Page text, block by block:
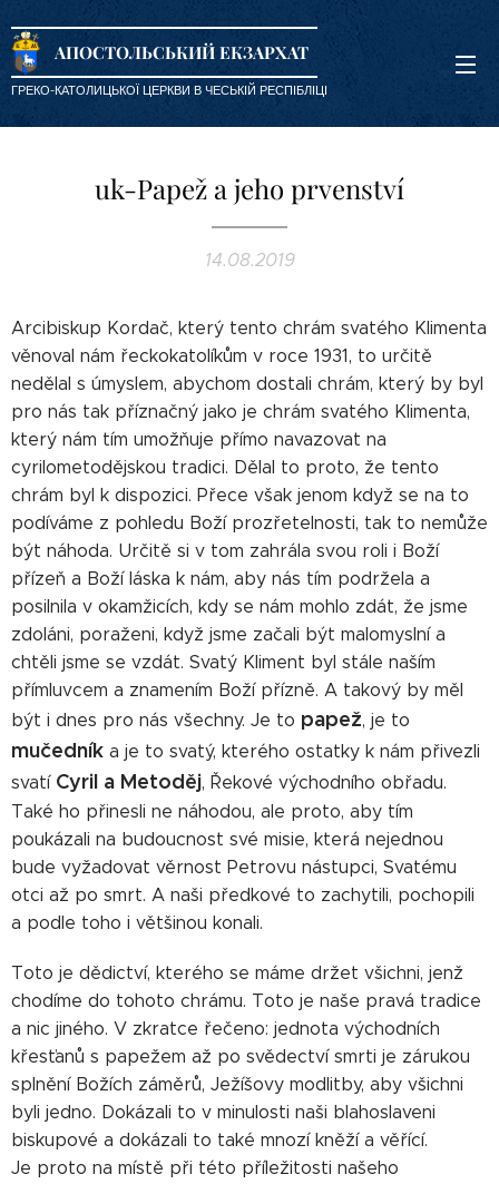
АПОСТОЛЬСЬКИЙ ЕКЗАРХАТ
ГРЕКО-КАТОЛИЦЬКОЇ ЦЕРКВИ В ЧЕСЬКІЙ РЕСПІБЛІЦІ
uk-Papež a jeho prvenství
14.08.2019
Arcibiskup Kordač, který tento chrám svatého Klimenta
věnoval nám řeckokatolíkům v roce 1931, to určitě
nedělal s úmyslem, abychom dostali chrám, který by byl
pro nás tak příznačný jako je chrám svatého Klimenta,
který nám tím umožňuje přímo navazovat na
cyrilometodějskou tradici. Dělal to proto, že tento
chrám byl k dispozici. Přece však jenom když se na to
podíváme z pohledu Boží prozřetelnosti, tak to nemůže
být náhoda. Určitě si v tom zahrála svou roli i Boží
přízeň a Boží láska k nám, aby nás tím podržela a
posilnila v okamžicích, kdy se nám mohlo zdát, že jsme
zdoláni, poraženi, když jsme začali být malomyslní a
chtěli jsme se vzdát. Svatý Kliment byl stále naším
přímluvcem a znamením Boží přízně. A takový by měl
být i dnes pro nás všechny. Je to papež, je to
mučedník a je to svatý, kterého ostatky k nám přivezli
svatí Cyril a Metoděj, Řekové východního obřadu.
Také ho přinesli ne náhodou, ale proto, aby tím
poukázali na budoucnost své misie, která nejednou
bude vyžadovat věrnost Petrovu nástupci, Svatému
otci až po smrt. A naši předkové to zachytili, pochopili
a podle toho i většinou konali.
Toto je dědictví, kterého se máme držet všichni, jenž
chodíme do tohoto chrámu. Toto je naše pravá tradice
a nic jiného. V zkratce řečeno: jednota východních
křesťanů s papežem až po svědectví smrti je zárukou
splnění Božích záměrů, Ježíšovy modlitby, aby všichni
byli jedno. Dokázali to v minulosti naši blahoslaveni
biskupové a dokázali to také mnozí kněží a věřící.
Je proto na místě při této příležitosti našeho